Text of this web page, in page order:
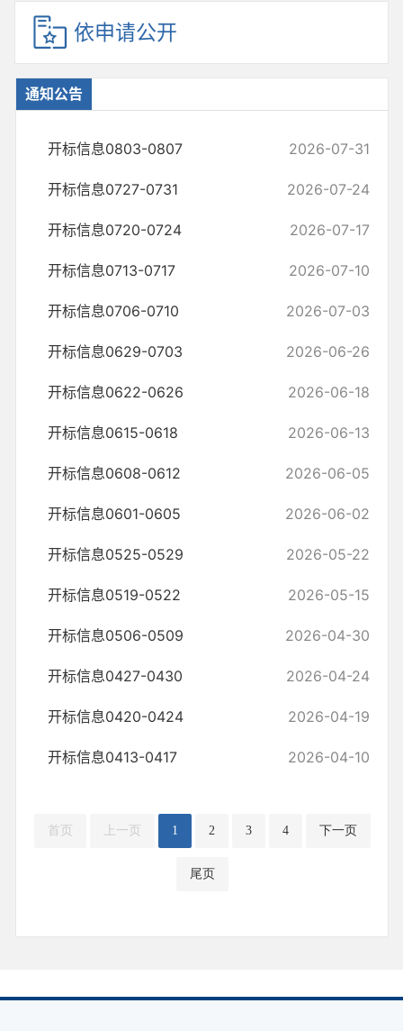
依申请公开
通知公告
开标信息0803-0807 2026-07-31
开标信息0727-0731 2026-07-24
开标信息0720-0724 2026-07-17
开标信息0713-0717 2026-07-10
开标信息0706-0710 2026-07-03
开标信息0629-0703 2026-06-26
开标信息0622-0626 2026-06-18
开标信息0615-0618 2026-06-13
开标信息0608-0612 2026-06-05
开标信息0601-0605 2026-06-02
开标信息0525-0529 2026-05-22
开标信息0519-0522 2026-05-15
开标信息0506-0509 2026-04-30
开标信息0427-0430 2026-04-24
开标信息0420-0424 2026-04-19
开标信息0413-0417 2026-04-10
首页 上一页 1 2 3 4 下一页
尾页